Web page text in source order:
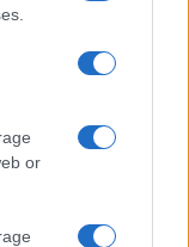
or